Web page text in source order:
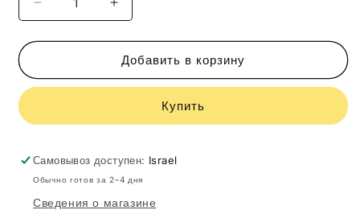
Уменьшить
количество
GiGi
RENEWAL
19072
Увеличить
количество
GiGi
NIGHT
RENEWAL
19072
Добавить в корзину
Купить
Самовывоз доступен: Israel
Обычно готов за 2–4 дня
Сведения о магазине